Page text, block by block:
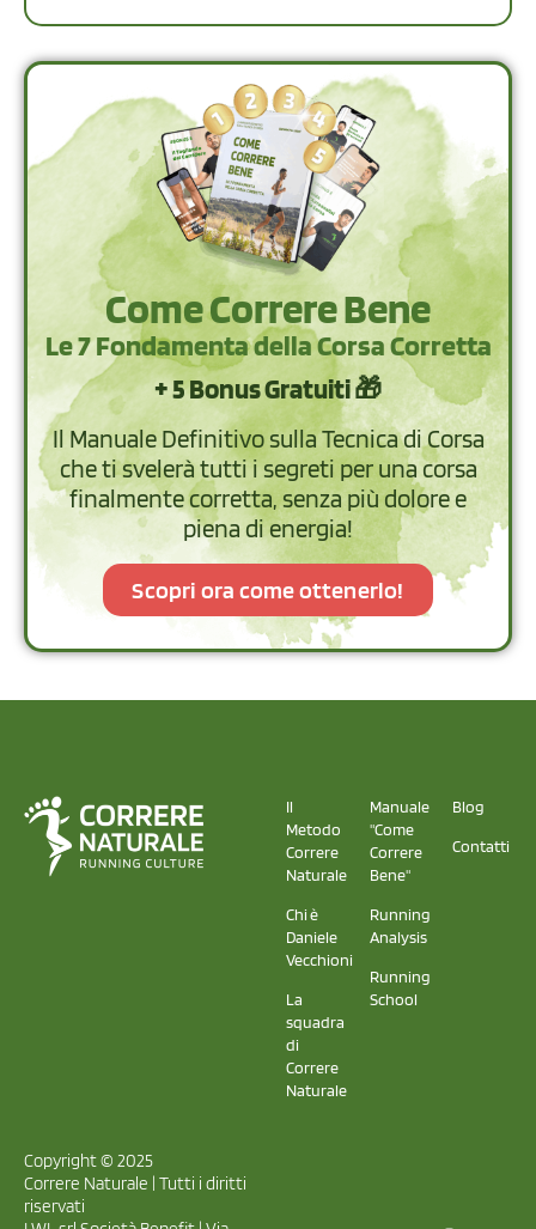
Come Correre Bene
Le 7 Fondamenta della Corsa Corretta
+ 5 Bonus Gratuiti 🎁
Il Manuale Definitivo sulla Tecnica di Corsa
che ti svelerà tutti i segreti per una corsa
finalmente corretta, senza più dolore e
piena di energia!
Scopri ora come ottenerlo!
Il
Metodo
Correre
Naturale
Chi è
Daniele
Vecchioni
La
squadra
di
Correre
Naturale
Manuale
"Come
Correre
Bene"
Running
Analysis
Running
School
Blog
Contatti
Copyright © 2025
Correre Naturale | Tutti i diritti
riservati